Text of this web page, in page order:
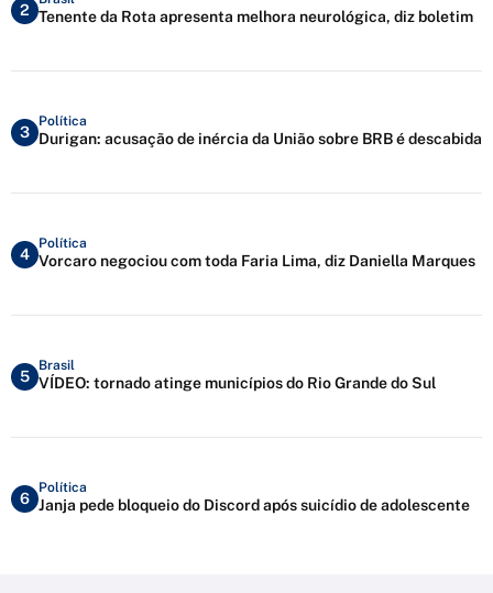
2 Tenente da Rota apresenta melhora neurológica, diz boletim
3
Política
Durigan: acusação de inércia da União sobre BRB é descabida
4
Política
Vorcaro negociou com toda Faria Lima, diz Daniella Marques
5
Brasil
VÍDEO: tornado atinge municípios do Rio Grande do Sul
6
Política
Janja pede bloqueio do Discord após suicídio de adolescente